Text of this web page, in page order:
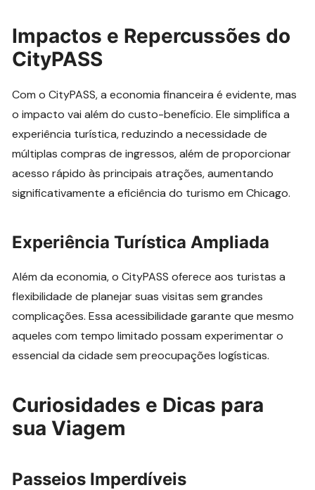
Impactos e Repercussões do
CityPASS
Com o CityPASS, a economia financeira é evidente, mas
o impacto vai além do custo-benefício. Ele simplifica a
experiência turística, reduzindo a necessidade de
múltiplas compras de ingressos, além de proporcionar
acesso rápido às principais atrações, aumentando
significativamente a eficiência do turismo em Chicago.
Experiência Turística Ampliada
Além da economia, o CityPASS oferece aos turistas a
flexibilidade de planejar suas visitas sem grandes
complicações. Essa acessibilidade garante que mesmo
aqueles com tempo limitado possam experimentar o
essencial da cidade sem preocupações logísticas.
Curiosidades e Dicas para
sua Viagem
Passeios Imperdíveis